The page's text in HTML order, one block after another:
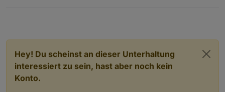
Hey! Du scheinst an dieser Unterhaltung
interessiert zu sein, hast aber noch kein
Konto.